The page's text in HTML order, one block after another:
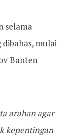
selama
mulai
Banten
arahan agar
kepentingan